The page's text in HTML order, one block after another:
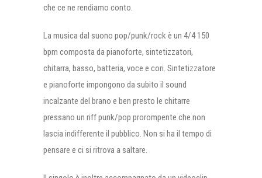
che ce ne rendiamo conto.
La musica dal suono pop/punk/rock è un 4/4 150
bpm composta da pianoforte, sintetizzatori,
chitarra, basso, batteria, voce e cori. Sintetizzatore
e pianoforte impongono da subito il sound
incalzante del brano e ben presto le chitarre
pressano un riff punk/pop prorompente che non
lascia indifferente il pubblico. Non si ha il tempo di
pensare e ci si ritrova a saltare.